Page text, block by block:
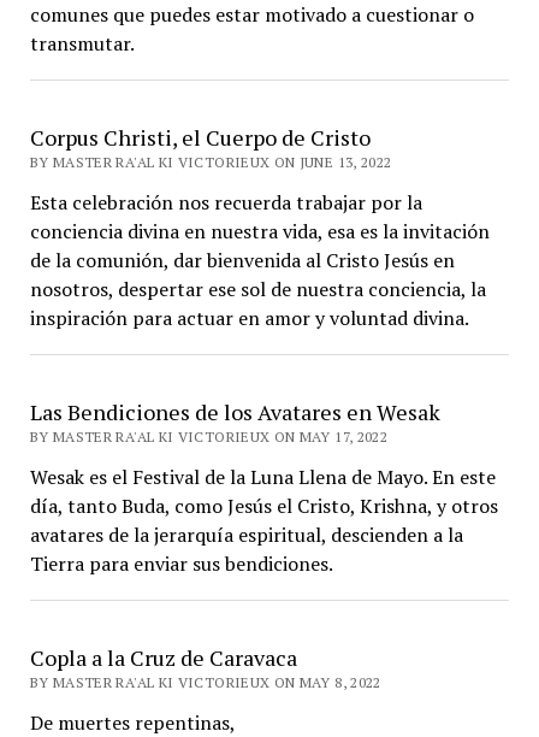
comunes que puedes estar motivado a cuestionar o
transmutar.
Corpus Christi, el Cuerpo de Cristo
BY MASTER RA'AL KI VICTORIEUX ON JUNE 13, 2022
Esta celebración nos recuerda trabajar por la
conciencia divina en nuestra vida, esa es la invitación
de la comunión, dar bienvenida al Cristo Jesús en
nosotros, despertar ese sol de nuestra conciencia, la
inspiración para actuar en amor y voluntad divina.
Las Bendiciones de los Avatares en Wesak
BY MASTER RA'AL KI VICTORIEUX ON MAY 17, 2022
Wesak es el Festival de la Luna Llena de Mayo. En este
día, tanto Buda, como Jesús el Cristo, Krishna, y otros
avatares de la jerarquía espiritual, descienden a la
Tierra para enviar sus bendiciones.
Copla a la Cruz de Caravaca
BY MASTER RA'AL KI VICTORIEUX ON MAY 8, 2022
De muertes repentinas,